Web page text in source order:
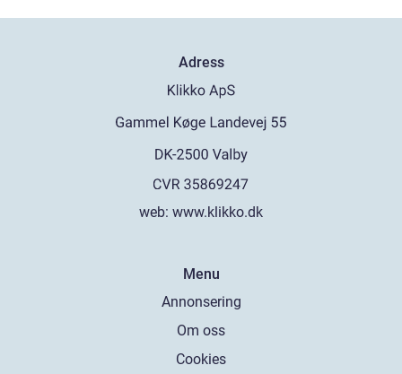
Adress
web: www.klikko.dk
Menu
Annonsering
Om oss
Cookies